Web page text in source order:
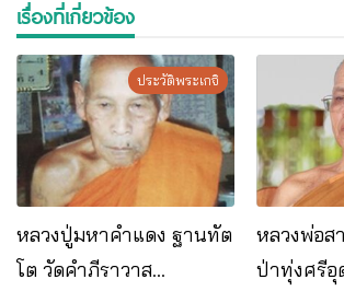
เรื่องที่เกี่ยวข้อง
ประวัติพระเกจิ
หลวงปู่มหาคำแดง ฐานทัต
โต วัดคำภีราวาส
หลวงพ่อส
ป่าทุ่งศรีอุ